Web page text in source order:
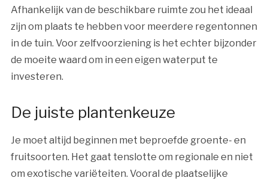
Afhankelijk van de beschikbare ruimte zou het ideaal
zijn om plaats te hebben voor meerdere regentonnen
in de tuin. Voor zelfvoorziening is het echter bijzonder
de moeite waard om in een eigen waterput te
investeren.
De juiste plantenkeuze
Je moet altijd beginnen met beproefde groente- en
fruitsoorten. Het gaat tenslotte om regionale en niet
om exotische variëteiten. Vooral de plaatselijke